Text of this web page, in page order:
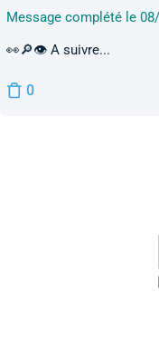
Message complété le
👀🔎👁 A suivre...
0